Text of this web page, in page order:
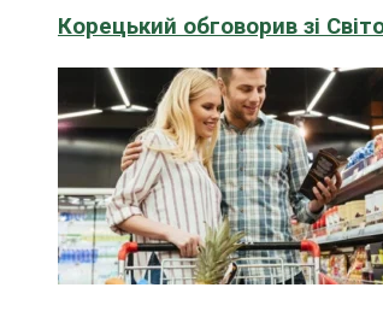
Корецький обговорив зі